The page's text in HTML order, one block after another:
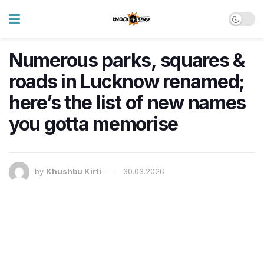
Numerous parks, squares &
roads in Lucknow renamed;
here’s the list of new names
you gotta memorise
by Khushbu Kirti 30.03.2026